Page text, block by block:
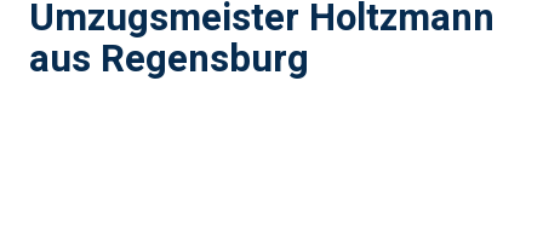
Umzugsmeister Holtzmann
aus Regensburg